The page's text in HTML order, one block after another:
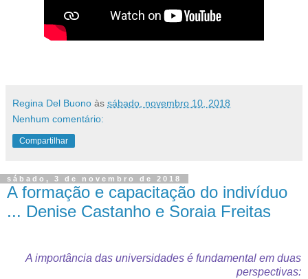
Regina Del Buono às sábado, novembro 10, 2018
Nenhum comentário:
Compartilhar
sábado, 3 de novembro de 2018
A formação e capacitação do indivíduo
... Denise Castanho e Soraia Freitas
A importância das universidades é fundamental em duas
perspectivas: